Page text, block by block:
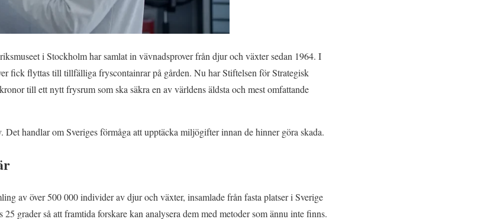
i Stockholm har samlat in vävnadsprover från djur och växter sedan 1964. I
fick flyttas till tillfälliga fryscontainrar på gården. Nu har Stiftelsen för Strategisk
till ett nytt frysrum som ska säkra en av världens äldsta och mest omfattande
handlar om Sveriges förmåga att upptäcka miljögifter innan de hinner göra skada.
av över 500 000 individer av djur och växter, insamlade från fasta platser i Sverige
grader så att framtida forskare kan analysera dem med metoder som ännu inte finns.